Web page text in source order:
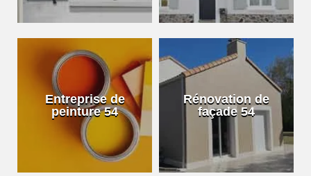
Entreprise de
peinture 54
Rénovation de
façade 54